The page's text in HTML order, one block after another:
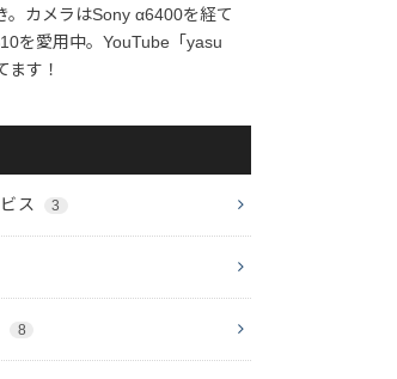
。カメラはSony α6400を経て
を愛用中。YouTube「yasu
ます！
ス 3
8